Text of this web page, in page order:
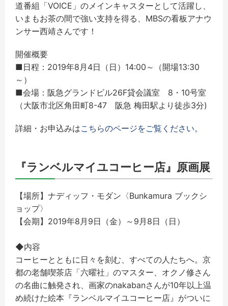
道番組「VOICE」のメインキャスターとして活躍し、
いまもお茶の間で強い支持を得る、MBSの看板アナウ
ンサー西靖さんです！
開催概要
■日程：2019年8月4日（日）14:00～（開場13:30
～）
■会場：阪急グランドビル26F貸会議室 8・10号室
（大阪市北区角田町8-47 阪急 梅田駅より徒歩3分)
詳細・お申込みはこちらのページをご覧ください。
『ランベルマイユコーヒー店』原画展
【場所】ナディッフ・モダン〈Bunkamura ブックシ
ョップ〉
【会期】2019年8月9日（金）～9月8日（日）
◆内容
コーヒーとともに日々を刻む、すべての人たちへ。京
都の老舗喫茶店「六曜社」のマスター、オクノ修さん
の名曲に触発され、画家のnakabanさんが10年以上温
め続けた絵本『ランベルマイユコーヒー店』がついに